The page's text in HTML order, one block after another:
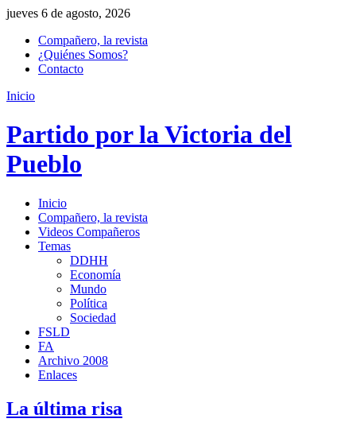
jueves 6 de agosto, 2026
Compañero, la revista
¿Quiénes Somos?
Contacto
Inicio
Partido por la Victoria del
Pueblo
Inicio
Compañero, la revista
Videos Compañeros
Temas
DDHH
Economía
Mundo
Política
Sociedad
FSLD
FA
Archivo 2008
Enlaces
La última risa